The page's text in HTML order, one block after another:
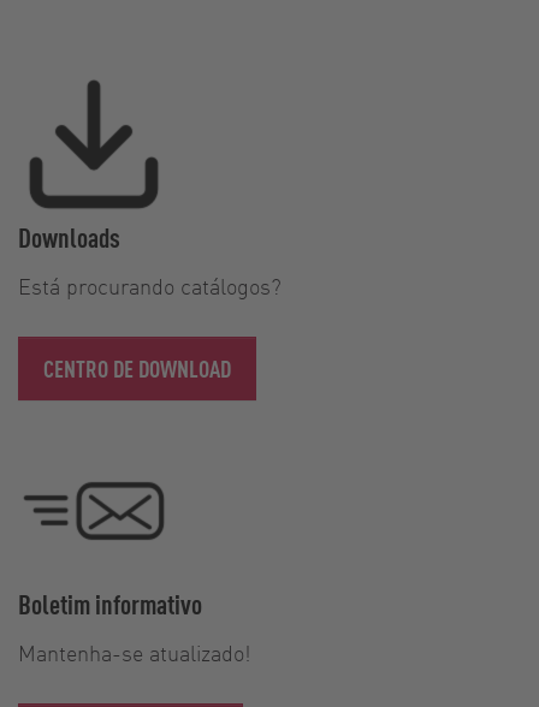
Downloads
Está procurando catálogos?
CENTRO DE DOWNLOAD
Boletim informativo
Mantenha-se atualizado!